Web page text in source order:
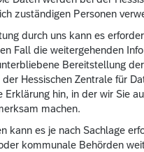
zuständigen Personen
durch uns kann es
Fall die weitergehenden
Bereitstellung
Hessischen Zentrale für
Erklärung hin, in der wir Sie
machen.
kann es je nach Sachlage
kommunale Behörden